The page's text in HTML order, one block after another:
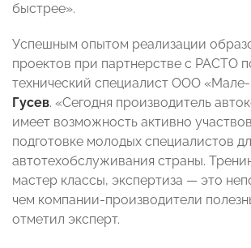
быстрее».
Успешным опытом реализации
проектов при партнерстве с РАСТО
технический специалист ООО
Гусев. «Сегодня производитель
имеет возможность активно
подготовке молодых специалистов
автотехобслуживания страны.
мастер классы, экспертиза — это
чем компании-производители
отметил эксперт.